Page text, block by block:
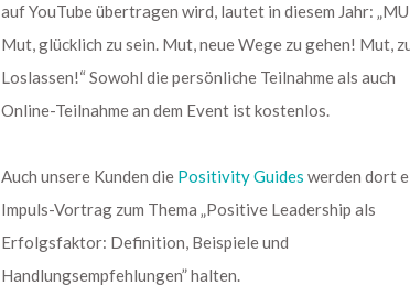
auf YouTube übertragen wird, lautet in diesem Jahr:
Mut, glücklich zu sein. Mut, neue Wege zu gehen! Mut,
Loslassen!“ Sowohl die persönliche Teilnahme als auch
Online-Teilnahme an dem Event ist kostenlos.
Auch unsere Kunden die Positivity Guides werden dort
Impuls-Vortrag zum Thema „Positive Leadership als
Erfolgsfaktor: Definition, Beispiele und
Handlungsempfehlungen” halten.